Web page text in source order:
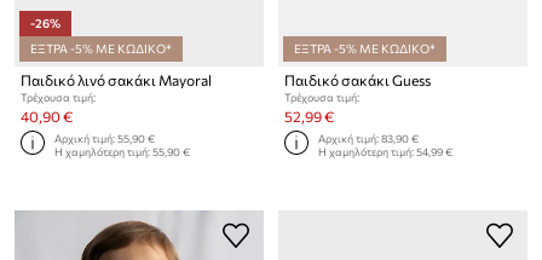
-26%
ΕΞΤΡΑ -5% ΜΕ ΚΩΔΙΚΟ*
Παιδικό λινό σακάκι Mayoral
Τρέχουσα τιμή:
40,90 €
Αρχική τιμή:55,90 €
Η χαμηλότερη τιμή:55,90 €
ΕΞΤΡΑ -5% ΜΕ ΚΩΔΙΚΟ*
Παιδικό σακάκι Guess
Τρέχουσα τιμή:
52,99 €
Αρχική τιμή:83,90 €
Η χαμηλότερη τιμή:54,99 €